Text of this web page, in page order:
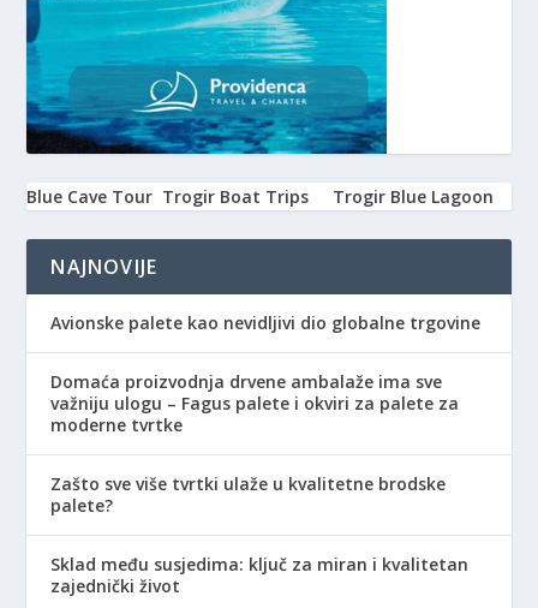
Blue Cave Tour Trogir Boat Trips Trogir Blue Lagoon
NAJNOVIJE
Avionske palete kao nevidljivi dio globalne trgovine
Domaća proizvodnja drvene ambalaže ima sve
važniju ulogu – Fagus palete i okviri za palete za
moderne tvrtke
Zašto sve više tvrtki ulaže u kvalitetne brodske
palete?
Sklad među susjedima: ključ za miran i kvalitetan
zajednički život